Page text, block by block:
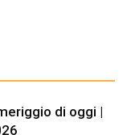
di oggi |